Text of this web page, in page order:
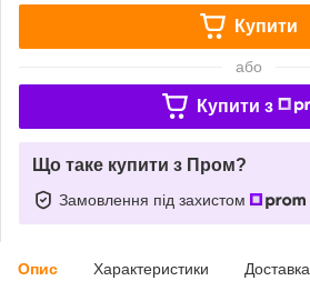
Купити
або
Купити з
Що таке купити з Пром?
Замовлення під захистом
Опис Характеристики Доставка